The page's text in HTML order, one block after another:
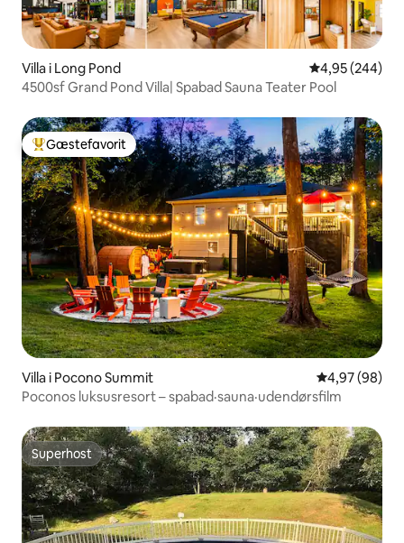
Villa i Long Pond 4,95 ud af 5 i
4,95 (244)
4500sf Grand Pond Villa| Spabad Sauna Teater Pool
Bedste gæstefavorit
Gæstefavorit
Villa i Pocono Summit 4,97 ud af 5 i
4,97 (98)
Poconos luksusresort – spabad·sauna·udendørsfilm
Superhost
Superhost